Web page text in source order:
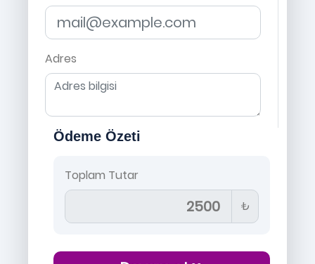
Adres
Ödeme Özeti
Toplam Tutar
₺